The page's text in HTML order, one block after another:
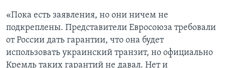
«Пока есть заявления, но они ничем не
подкреплены. Представители Евросоюза требовали
от России дать гарантии, что она будет
использовать украинский транзит, но официально
Кремль таких гарантий не давал. Нет и